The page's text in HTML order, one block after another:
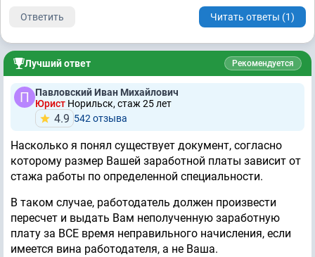
Ответить Читать ответы (1)
Лучший ответ Рекомендуется
Павловский Иван Михайлович
Юрист Норильск, стаж 25 лет
4.9 542 отзывa
Насколько я понял существует документ, согласно
которому размер Вашей заработной платы зависит от
стажа работы по определенной специальности.
В таком случае, работодатель должен произвести
пересчет и выдать Вам неполученную заработную
плату за ВСЕ время неправильного начисления, если
имеется вина работодателя, а не Ваша.